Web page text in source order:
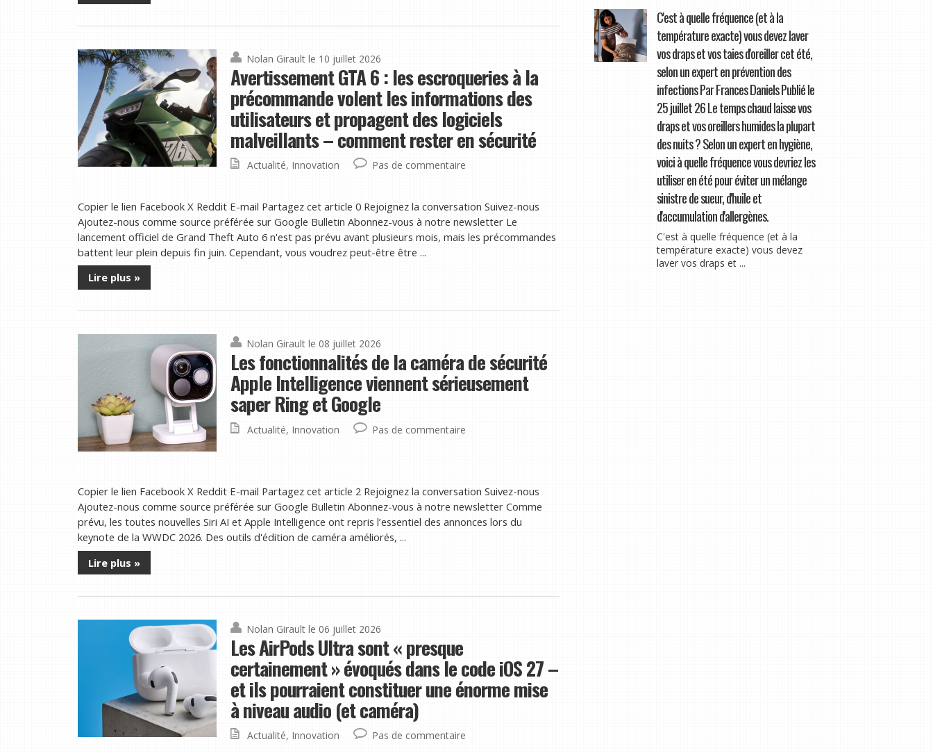
Nolan Girault le 10 juillet 2026
Avertissement GTA 6 : les escroqueries à la
précommande volent les informations des
utilisateurs et propagent des logiciels
malveillants – comment rester en sécurité
Actualité, Innovation Pas de commentaire
Copier le lien Facebook X Reddit E-mail Partagez cet article 0 Rejoignez la conversation Suivez-nous
Ajoutez-nous comme source préférée sur Google Bulletin Abonnez-vous à notre newsletter Le
lancement officiel de Grand Theft Auto 6 n'est pas prévu avant plusieurs mois, mais les précommandes
battent leur plein depuis fin juin. Cependant, vous voudrez peut-être être ...
Lire plus »
Nolan Girault le 08 juillet 2026
Les fonctionnalités de la caméra de sécurité
Apple Intelligence viennent sérieusement
saper Ring et Google
Actualité, Innovation Pas de commentaire
Copier le lien Facebook X Reddit E-mail Partagez cet article 2 Rejoignez la conversation Suivez-nous
Ajoutez-nous comme source préférée sur Google Bulletin Abonnez-vous à notre newsletter Comme
prévu, les toutes nouvelles Siri AI et Apple Intelligence ont repris l’essentiel des annonces lors du
keynote de la WWDC 2026. Des outils d'édition de caméra améliorés, ...
Lire plus »
Nolan Girault le 06 juillet 2026
Les AirPods Ultra sont « presque
certainement » évoqués dans le code iOS 27 –
et ils pourraient constituer une énorme mise
à niveau audio (et caméra)
Actualité, Innovation Pas de commentaire
C'est à quelle fréquence (et à la
température exacte) vous devez laver
vos draps et vos taies d'oreiller cet été,
selon un expert en prévention des
infections Par Frances Daniels Publié le
25 juillet 26 Le temps chaud laisse vos
draps et vos oreillers humides la plupart
des nuits ? Selon un expert en hygiène,
voici à quelle fréquence vous devriez les
utiliser en été pour éviter un mélange
sinistre de sueur, d'huile et
d'accumulation d'allergènes.
C'est à quelle fréquence (et à la
température exacte) vous devez
laver vos draps et ...